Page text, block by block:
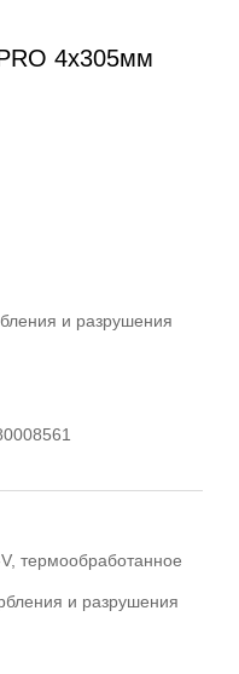
4х305мм
и разрушения
термообработанное
и разрушения